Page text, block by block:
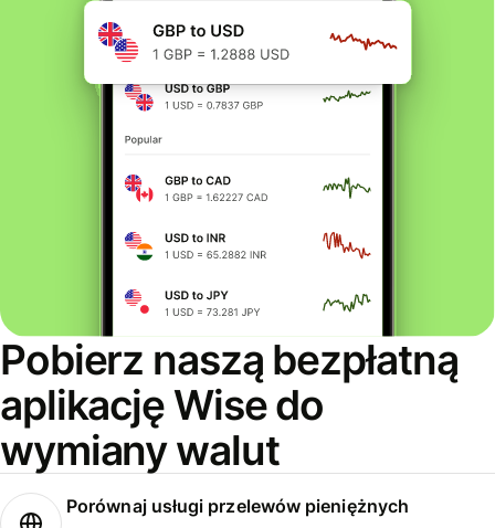
Pobierz naszą bezpłatną
aplikację Wise do
wymiany walut
Porównaj usługi przelewów pieniężnych